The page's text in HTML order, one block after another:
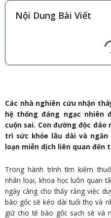
Nội Dung Bài Viết
Các nhà nghiên cứu nhận
hệ thống đáng ngạc nhiên
cuộn sai. Con đường độc
trì sức khỏe lâu dài và
loạn miễn dịch liên quan đến
Trong hành trình tìm kiếm
nhân loại, khoa học luôn quan
ngày càng cho thấy rằng việc
bào gốc sẽ kéo dài tuổi thọ và
giữ cho tế bào gốc sạch sẽ và